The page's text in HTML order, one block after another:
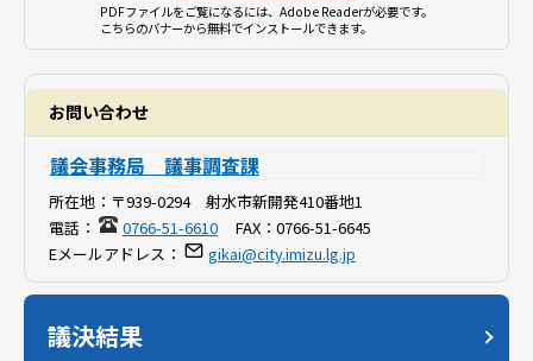
PDFファイルをご覧になるには、Adobe Readerが必要です。
こちらのバナーから無料でインストールできます。
お問い合わせ
議会事務局 議事調査課
所在地： 〒939-0294 射水市新開発410番地1
電話：
0766-51-6610 FAX： 0766-51-6645
Eメールアドレス：
gikai@city.imizu.lg.jp
議決結果